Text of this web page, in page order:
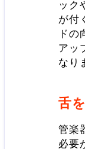
ック
が付
ド
アッ
なり
舌
管楽
必要